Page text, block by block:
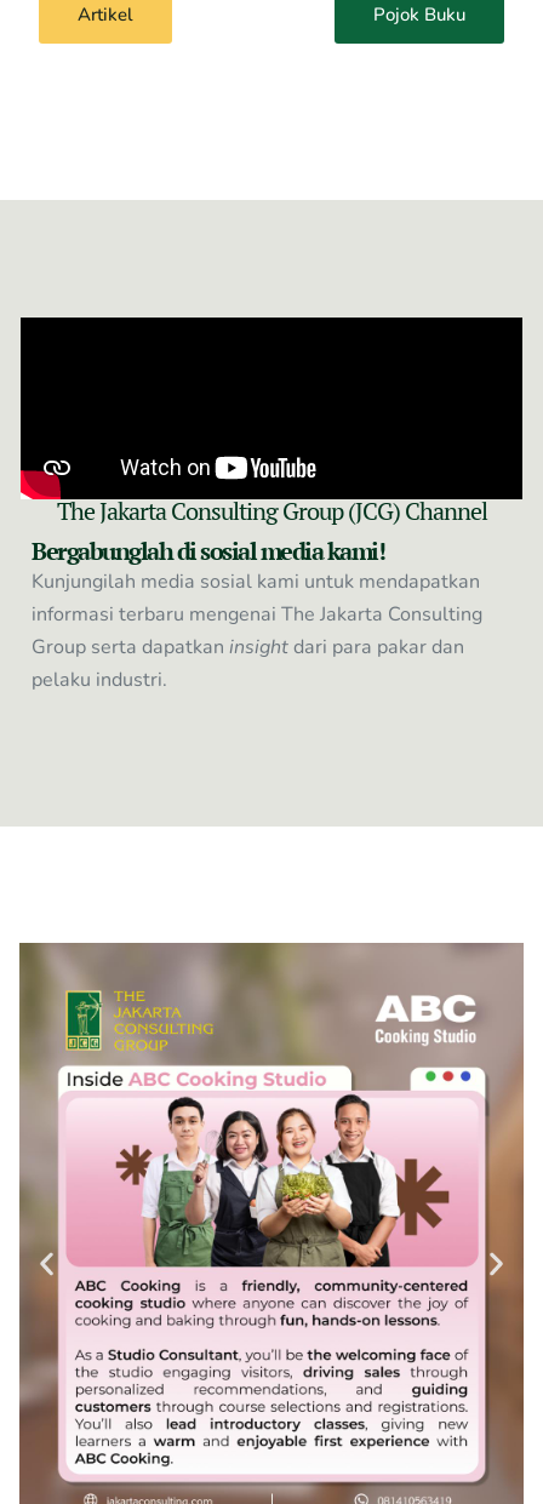
Artikel Pojok Buku
The Jakarta Consulting Group (JCG) Channel
Bergabunglah di sosial media kami!
Kunjungilah media sosial kami untuk mendapatkan
informasi terbaru mengenai The Jakarta Consulting
Group serta dapatkaninsightdari para pakar dan
pelaku industri.